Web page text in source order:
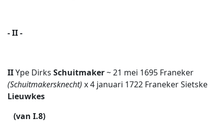
- II -
IIYpe Dirks Schuitmaker~ 21 mei 1695 Franeker
(Schuitmakersknecht) x 4 januari 1722 Franeker Sietske
Lieuwkes
(van I.8)